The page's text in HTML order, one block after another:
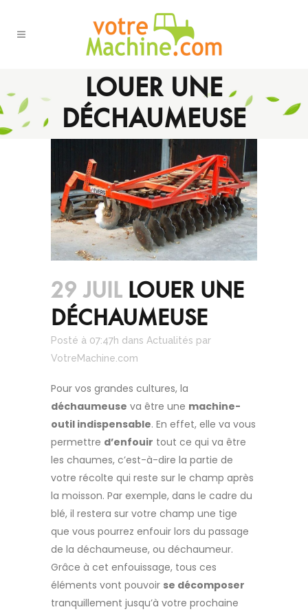
LOUER UNE
DÉCHAUMEUSE
29 JUILLOUER UNE
DÉCHAUMEUSE
Posté à 07:47h dans Actualités par
VotreMachine.com
Pour vos grandes cultures, la
déchaumeuse va être une machine-
outil indispensable. En effet, elle va vous
permettre d’enfouir tout ce qui va être
les chaumes, c’est-à-dire la partie de
votre récolte qui reste sur le champ après
la moisson. Par exemple, dans le cadre du
blé, il restera sur votre champ une tige
que vous pourrez enfouir lors du passage
de la déchaumeuse, ou déchaumeur.
Grâce à cet enfouissage, tous ces
éléments vont pouvoir se décomposer
tranquillement jusqu’à votre prochaine